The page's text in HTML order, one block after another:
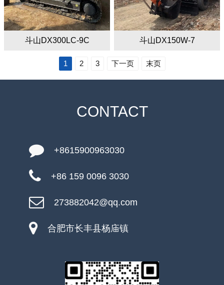
斗山DX300LC-9C 斗山DX150W-7
1 2 3 下一页 末页
CONTACT
+8615900963030
+86 159 0096 3030
273882042@qq.com
合肥市长丰县杨庙镇